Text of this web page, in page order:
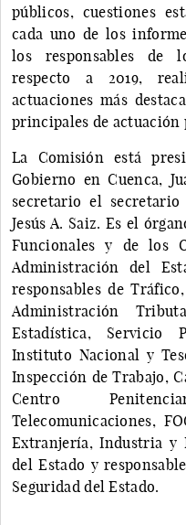
públicos, cuestiones
cada uno de los
los responsables de
respecto a 2019,
actuaciones más
principales de actuación
La Comisión está
Gobierno en Cuenca,
secretario el secretario
Jesús A. Saiz. Es el
Funcionales y de los
Administración del
responsables de
Administración
Estadística, Servicio
Instituto Nacional y
Inspección de Trabajo,
Centro
Telecomunicaciones,
Extranjería, Industria y
del Estado y
Seguridad del Estado.